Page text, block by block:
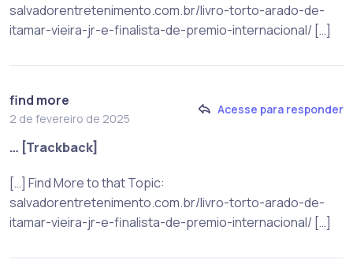
salvadorentretenimento.com.br/livro-torto-arado-de-
itamar-vieira-jr-e-finalista-de-premio-internacional/ […]
find more
2 de fevereiro de 2025
Acesse para responder
… [Trackback]
[…] Find More to that Topic:
salvadorentretenimento.com.br/livro-torto-arado-de-
itamar-vieira-jr-e-finalista-de-premio-internacional/ […]